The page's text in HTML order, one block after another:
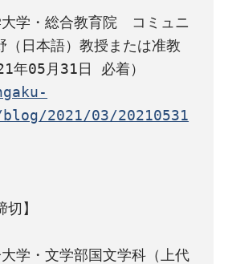
学・総合教育院　コミュニ
（日本語）教授または准教
2021/03/20210531
】
学・文学部国文学科（上代